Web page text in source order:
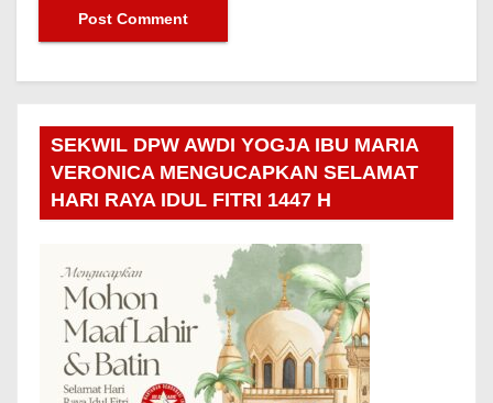
SEKWIL DPW AWDI YOGJA IBU MARIA
VERONICA MENGUCAPKAN SELAMAT
HARI RAYA IDUL FITRI 1447 H